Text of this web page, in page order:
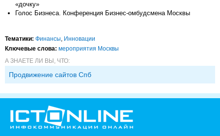
«дочку»
Голос Бизнеса. Конференция Бизнес-омбудсмена Москвы
Тематики: Финансы Инновации
Ключевые слова: мероприятия Москвы
А ЗНАЕТЕ ЛИ ВЫ, ЧТО:
Продвижение сайтов Спб